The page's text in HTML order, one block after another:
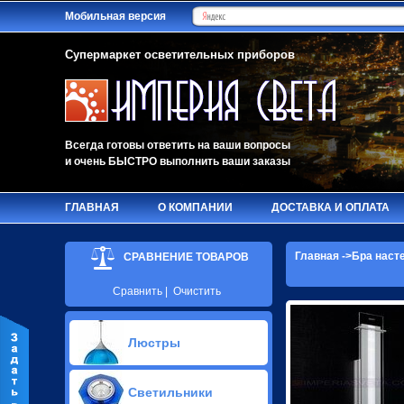
Мобильная версия
Супермаркет осветительных приборов
Всегда готовы ответить на ваши вопросы
и очень БЫСТРО выполнить ваши заказы
ГЛАВНАЯ О КОМПАНИИ ДОСТАВКА И ОПЛАТА
Главная ->Бра
СРАВНЕНИЕ ТОВАРОВ
Сравнить Очистить
Люстры
Припотолочные люстры(627)
Потолочные люстры Led(63)
Светильники